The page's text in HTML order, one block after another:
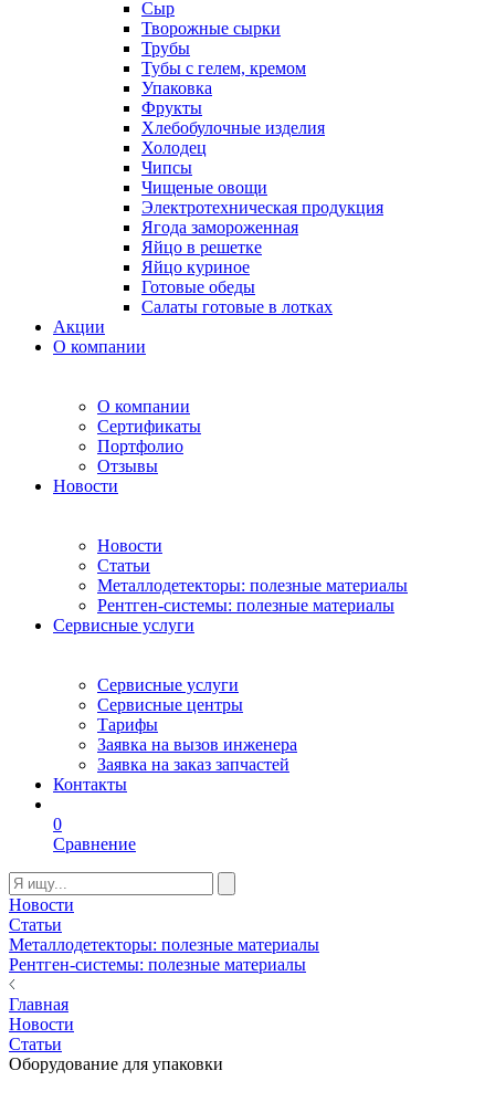
Сыр
Творожные сырки
Трубы
Тубы с гелем, кремом
Упаковка
Фрукты
Хлебобулочные изделия
Холодец
Чипсы
Чищеные овощи
Электротехническая продукция
Ягода замороженная
Яйцо в решетке
Яйцо куриное
Готовые обеды
Салаты готовые в лотках
Акции
О компании
О компании
Сертификаты
Портфолио
Отзывы
Новости
Новости
Статьи
Металлодетекторы: полезные материалы
Рентген-системы: полезные материалы
Сервисные услуги
Сервисные услуги
Сервисные центры
Тарифы
Заявка на вызов инженера
Заявка на заказ запчастей
Контакты
0
Сравнение
Новости
Статьи
Металлодетекторы: полезные материалы
Рентген-системы: полезные материалы
Главная
Новости
Статьи
Оборудование для упаковки